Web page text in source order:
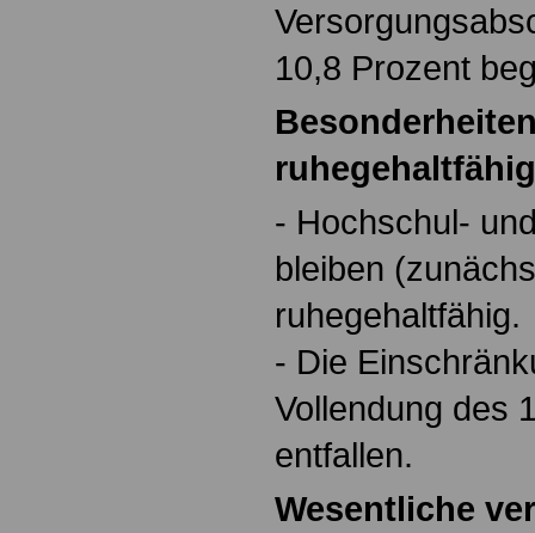
10,8 Prozent
- Hochschul-
bleiben
ruhegehaltfähig.
- Die
Vollendung des
entfallen.
Wesentliche